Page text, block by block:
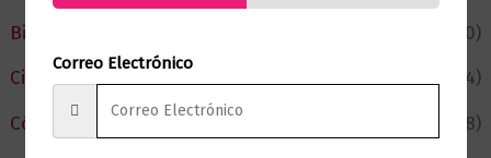
Bienestar
(230)
Ciencia y Conocimiento
(74)
Cómic y Fantasía
(88)
Correo Electrónico